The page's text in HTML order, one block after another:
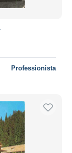
Professionista